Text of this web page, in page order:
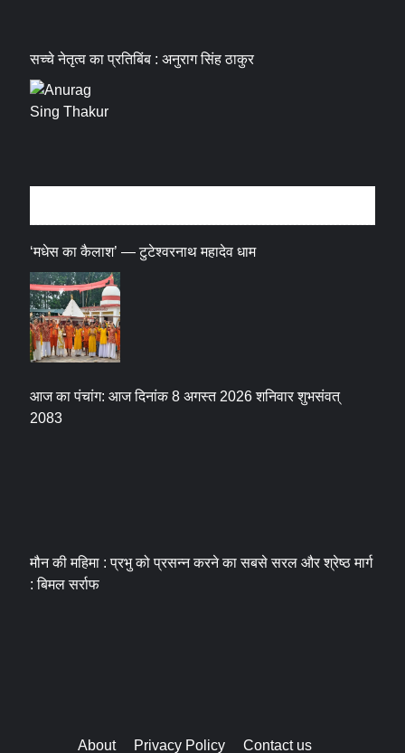
सच्चे नेतृत्व का प्रतिबिंब : अनुराग सिंह ठाकुर
‘मधेस का कैलाश’ — टुटेश्वरनाथ महादेव धाम
आज का पंचांग: आज दिनांक 8 अगस्त 2026 शनिवार शुभसंवत्
2083
मौन की महिमा : प्रभु को प्रसन्न करने का सबसे सरल और श्रेष्ठ मार्ग
: बिमल सर्राफ
About Privacy Policy Contact us